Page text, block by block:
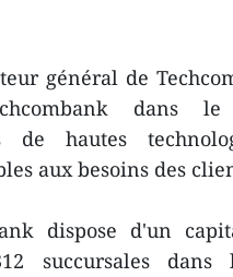
général de
dans le
de hautes
aux besoins des
dispose d'un
succursales dans